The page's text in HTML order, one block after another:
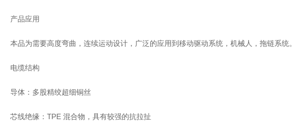
产品应用
本品为需要高度弯曲，连续运动设计，广泛的应用到移动驱动系统，机械人，拖链系统。
电缆结构
导体：多股精绞超细铜丝
芯线绝缘：TPE 混合物，具有较强的抗拉扯